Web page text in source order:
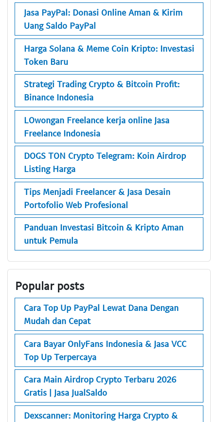
Jasa PayPal: Donasi Online Aman & Kirim
Uang Saldo PayPal
Harga Solana & Meme Coin Kripto: Investasi
Token Baru
Strategi Trading Crypto & Bitcoin Profit:
Binance Indonesia
LOwongan Freelance kerja online Jasa
Freelance Indonesia
DOGS TON Crypto Telegram: Koin Airdrop
Listing Harga
Tips Menjadi Freelancer & Jasa Desain
Portofolio Web Profesional
Panduan Investasi Bitcoin & Kripto Aman
untuk Pemula
Popular posts
Cara Top Up PayPal Lewat Dana Dengan
Mudah dan Cepat
Cara Bayar OnlyFans Indonesia & Jasa VCC
Top Up Terpercaya
Cara Main Airdrop Crypto Terbaru 2026
Gratis | Jasa JualSaldo
Dexscanner: Monitoring Harga Crypto &